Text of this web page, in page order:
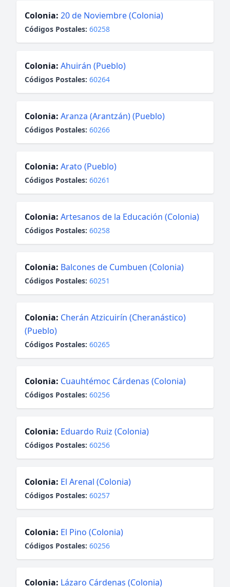
Colonia: 20 de Noviembre (Colonia)
Códigos Postales: 60258
Colonia: Ahuirán (Pueblo)
Códigos Postales: 60264
Colonia: Aranza (Arantzán) (Pueblo)
Códigos Postales: 60266
Colonia: Arato (Pueblo)
Códigos Postales: 60261
Colonia: Artesanos de la Educación (Colonia)
Códigos Postales: 60258
Colonia: Balcones de Cumbuen (Colonia)
Códigos Postales: 60251
Colonia: Cherán Atzicuirín (Cheranástico)
(Pueblo)
Códigos Postales: 60265
Colonia: Cuauhtémoc Cárdenas (Colonia)
Códigos Postales: 60256
Colonia: Eduardo Ruiz (Colonia)
Códigos Postales: 60256
Colonia: El Arenal (Colonia)
Códigos Postales: 60257
Colonia: El Pino (Colonia)
Códigos Postales: 60256
Colonia: Lázaro Cárdenas (Colonia)